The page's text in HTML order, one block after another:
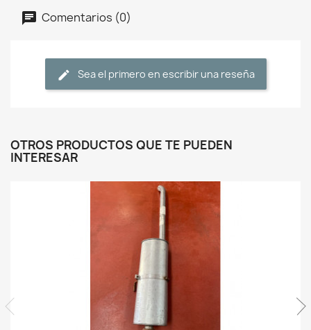
Comentarios (0)
Sea el primero en escribir una reseña
OTROS PRODUCTOS QUE TE PUEDEN
INTERESAR